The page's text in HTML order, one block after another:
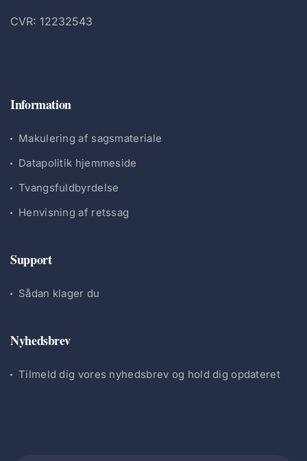
CVR: 12232543
Information
Makulering af sagsmateriale
Datapolitik hjemmeside
Tvangsfuldbyrdelse
Henvisning af retssag
Support
Sådan klager du
Nyhedsbrev
Tilmeld dig vores nyhedsbrev og hold dig opdateret